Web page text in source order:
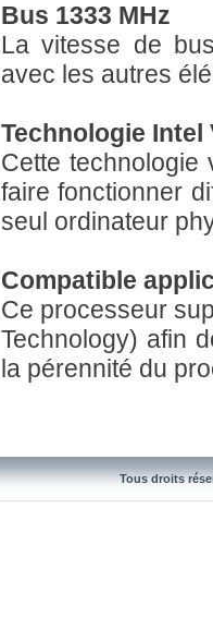
Bus 1333 MHz
La vitesse de
avec les autres
Technologie
Cette
faire fonctionner
seul ordinateur
Compatible
Ce processeur
Technology) afin
la pérennité du
Tous droits